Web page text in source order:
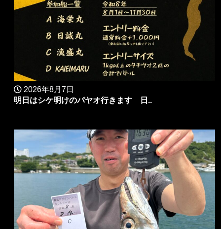
2026年8月7日
明日はシケ明けのパヤオ行きます 日..